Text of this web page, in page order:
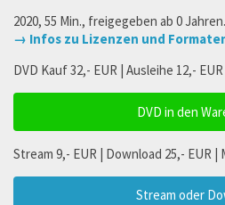
2020, 55 Min., freigegeben ab 0 Jahren.
→ Infos zu Lizenzen und
DVD Kauf 32,- EUR | Ausleihe 12,-
DVD in den
Stream 9,- EUR | Download 25,- EUR
Stream oder